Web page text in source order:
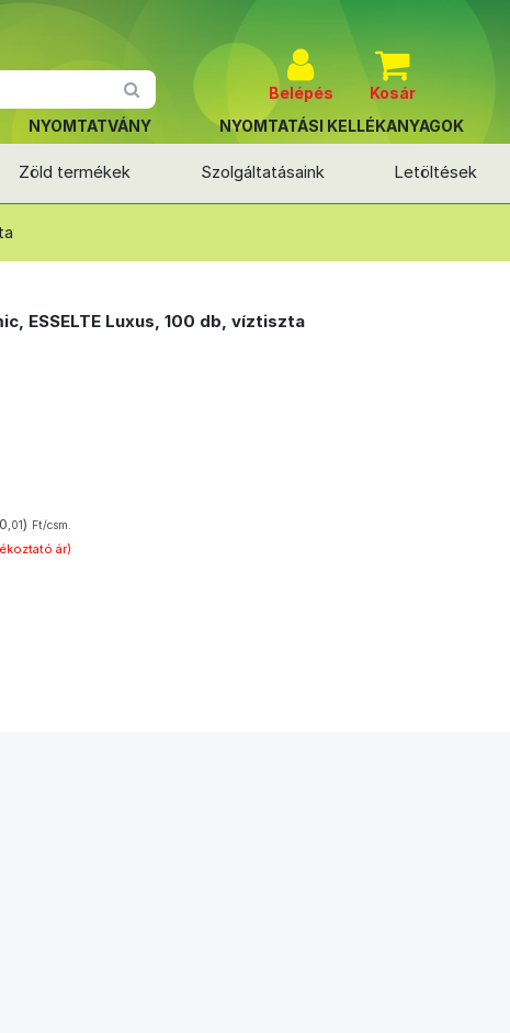
Belépés
Kosár
NYOMTATVÁNY NYOMTATÁSI KELLÉKANYAGOK
Zöld termékek Szolgáltatásaink Letöltések
ESSELTE Luxus, 100 db, víztiszta
,01) Ft/csm.
ár)